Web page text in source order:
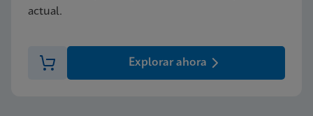
actual.
Explorar ahora